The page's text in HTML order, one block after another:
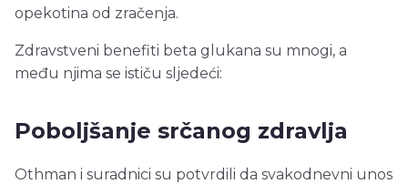
opekotina od zračenja.
Zdravstveni benefiti beta glukana su mnogi, a
među njima se ističu sljedeći:
Poboljšanje srčanog zdravlja
Othman i suradnici su potvrdili da svakodnevni unos